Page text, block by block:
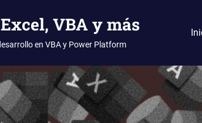
VBA y más
en VBA y Power Platform